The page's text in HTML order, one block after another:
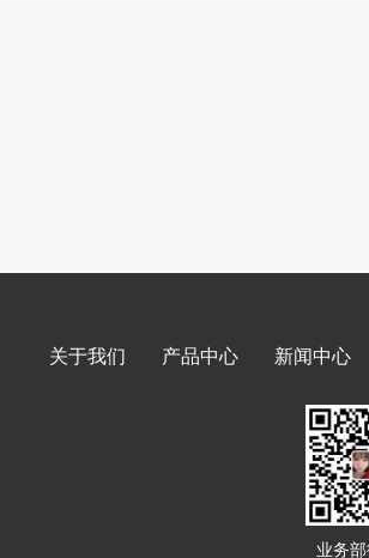
关于我们 产品中心 新闻中心
业务